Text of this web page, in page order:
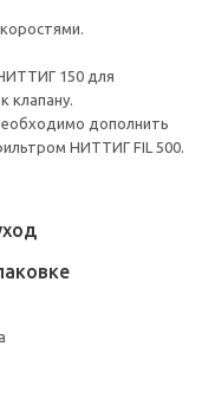
150 для
клапану.
дополнить
НИТТИГ FIL 500.